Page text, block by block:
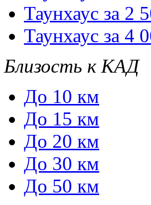
Таунхаус за 2
Таунхаус за 4
Близость к КАД
До 10 км
До 15 км
До 20 км
До 30 км
До 50 км